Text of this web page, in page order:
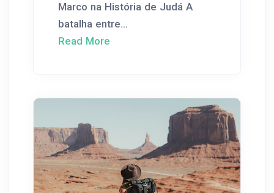
Marco na História de Judá A
batalha entre...
Read More